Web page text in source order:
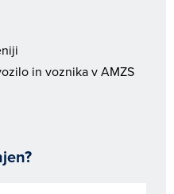
in voznika v AMZS